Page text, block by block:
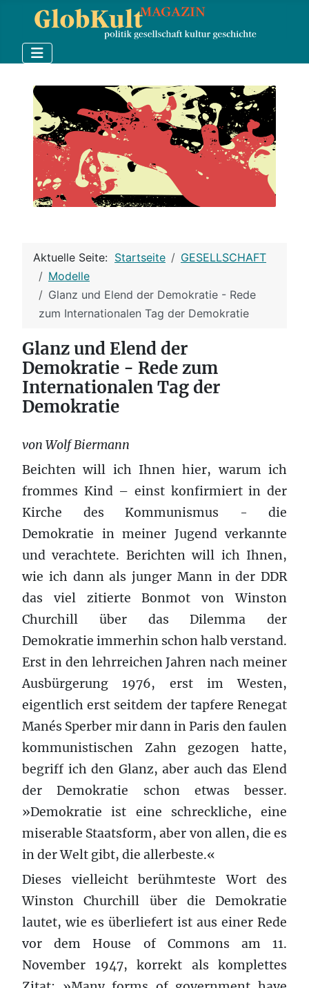
Aktuelle Seite: Startseite
GESELLSCHAFT
Modelle
Glanz und Elend der Demokratie - Rede
zum Internationalen Tag der Demokratie
Glanz und Elend der
Demokratie - Rede zum
Internationalen Tag der
Demokratie
von Wolf Biermann
Beichten will ich Ihnen hier, warum ich
frommes Kind – einst konfirmiert in der
Kirche des Kommunismus - die
Demokratie in meiner Jugend verkannte
und verachtete. Berichten will ich Ihnen,
wie ich dann als junger Mann in der DDR
das viel zitierte Bonmot von Winston
Churchill über das Dilemma der
Demokratie immerhin schon halb verstand.
Erst in den lehrreichen Jahren nach meiner
Ausbürgerung 1976, erst im Westen,
eigentlich erst seitdem der tapfere Renegat
Manés Sperber mir dann in Paris den faulen
kommunistischen Zahn gezogen hatte,
begriff ich den Glanz, aber auch das Elend
der Demokratie schon etwas besser.
»Demokratie ist eine schreckliche, eine
miserable Staatsform, aber von allen, die es
in der Welt gibt, die allerbeste.«
Dieses vielleicht berühmteste Wort des
Winston Churchill über die Demokratie
lautet, wie es überliefert ist aus einer Rede
vor dem House of Commons am 11.
November 1947, korrekt als komplettes